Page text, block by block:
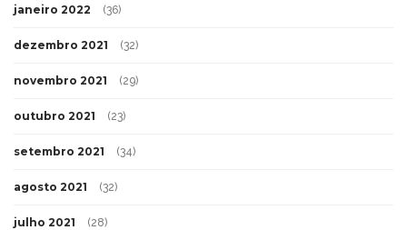
janeiro 2022 (36)
dezembro 2021 (32)
novembro 2021 (29)
outubro 2021 (23)
setembro 2021 (34)
agosto 2021 (32)
julho 2021 (28)